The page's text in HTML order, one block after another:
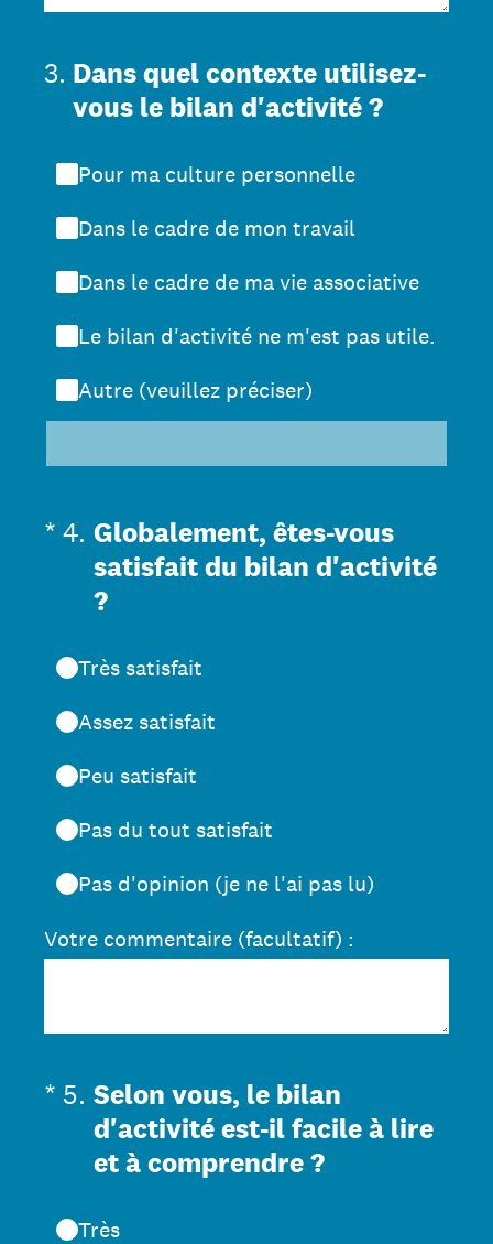
3. Dans quel contexte utilisez-
vous le bilan d'activité ?
Pour ma culture personnelle
Dans le cadre de mon travail
Dans le cadre de ma vie associative
Le bilan d'activité ne m'est pas utile.
Autre (veuillez préciser)
* 4. Globalement, êtes-vous
satisfait du bilan d'activité
?
(Obligatoire)
Très satisfait
Assez satisfait
Peu satisfait
Pas du tout satisfait
Pas d'opinion (je ne l'ai pas lu)
Votre commentaire (facultatif) :
* 5. Selon vous, le bilan
d'activité est-il facile à lire
et à comprendre ?
(Obligatoire)
Très